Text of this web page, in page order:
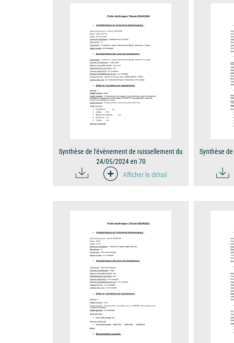
Synthèse de l'évènement de ruissellement du
24/05/2024 en 70
Afficher le détail
Synthèse